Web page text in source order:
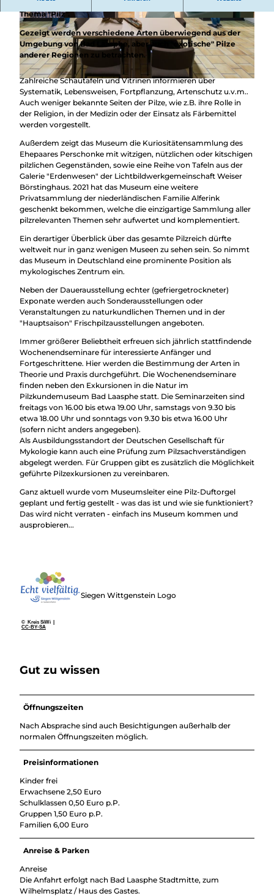
Überblick
Camping &
Wohnmobil
Trekkingplätze
Nachhaltig
bei uns
unterwegs
© Michael Bahr, Touristikverband Siegen-Wittgenstein e.V. |CC-BY
© Michael Bahr, Touristikverband Siegen-Wittg
CC-BY
© Michael Bahr, Touristikverband Siegen-Wittg
enstein e.V. |CC-BY
Eine 900 Exponate umfassende Ausstellung rund um das
Thema "Pilz".
Gezeigt werden verschiedene Arten überwiegend aus der
Umgebung von Bad Laasphe, aber auch "exotische" Pilze
anderer Regionen zu betrachten.
Zahlreiche Schautafeln und Vitrinen informieren über
Systematik, Lebensweisen, Fortpflanzung, Artenschutz u.v.m..
Auch weniger bekannte Seiten der Pilze, wie z.B. ihre Rolle in
der Religion, in der Medizin oder der Einsatz als Färbemittel
werden vorgestellt.
Außerdem zeigt das Museum die Kuriositätensammlung des
Ehepaares Perschonke mit witzigen, nützlichen oder kitschigen
pilzlichen Gegenständen, sowie eine Reihe von Tafeln aus der
Galerie "Erdenwesen" der Lichtbildwerkgemeinschaft Weiser
Börstinghaus. 2021 hat das Museum eine weitere
Privatsammlung der niederländischen Familie Alferink
geschenkt bekommen, welche die einzigartige Sammlung aller
pilzrelevanten Themen sehr aufwertet und komplementiert.
Ein derartiger Überblick über das gesamte Pilzreich dürfte
weltweit nur in ganz wenigen Museen zu sehen sein. So nimmt
das Museum in Deutschland eine prominente Position als
mykologisches Zentrum ein.
Neben der Dauerausstellung echter (gefriergetrockneter)
Exponate werden auch Sonderausstellungen oder
Veranstaltungen zu naturkundlichen Themen und in der
"Hauptsaison" Frischpilzausstellungen angeboten.
Immer größerer Beliebtheit erfreuen sich jährlich stattfindende
Wochenendseminare für interessierte Anfänger und
Fortgeschrittene. Hier werden die Bestimmung der Arten in
Theorie und Praxis durchgeführt. Die Wochenendseminare
finden neben den Exkursionen in die Natur im
Pilzkundemuseum Bad Laasphe statt. Die Seminarzeiten sind
freitags von 16.00 bis etwa 19.00 Uhr, samstags von 9.30 bis
etwa 18.00 Uhr und sonntags von 9.30 bis etwa 16.00 Uhr
(sofern nicht anders angegeben).
Als Ausbildungsstandort der Deutschen Gesellschaft für
Mykologie kann auch eine Prüfung zum Pilzsachverständigen
abgelegt werden. Für Gruppen gibt es zusätzlich die Möglichkeit
geführte Pilzexkursionen zu vereinbaren.
Ganz aktuell wurde vom Museumsleiter eine Pilz-Duftorgel
geplant und fertig gestellt - was das ist und wie sie funktioniert?
Das wird nicht verraten - einfach ins Museum kommen und
ausprobieren...
© Kreis SiWi |
CC-BY-SA
Siegen Wittgenstein Logo
Gut zu wissen
Öffnungszeiten
Nach Absprache sind auch Besichtigungen außerhalb der
normalen Öffnungszeiten möglich.
Preisinformationen
Kinder frei
Erwachsene 2,50 Euro
Schulklassen 0,50 Euro p.P.
Gruppen 1,50 Euro p.P.
Familien 6,00 Euro
Anreise & Parken
Anreise
Die Anfahrt erfolgt nach Bad Laasphe Stadtmitte, zum
Wilhelmsplatz / Haus des Gastes.